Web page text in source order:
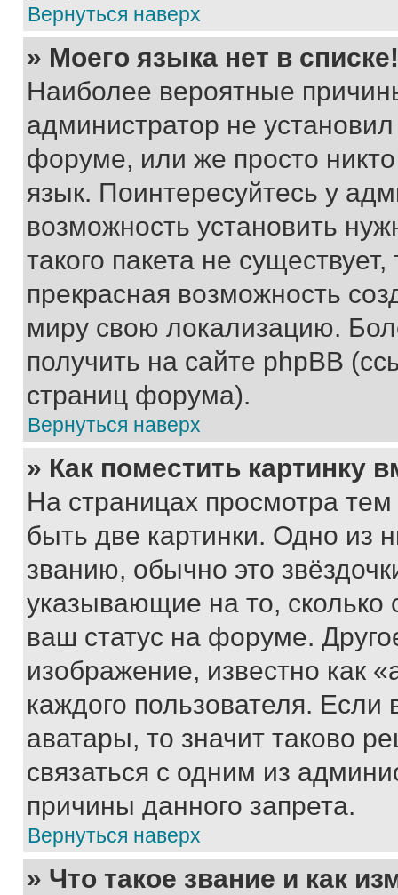
Вернуться наверх
» Моего языка нет в списке!
Наиболее вероятные
администратор не
форуме, или же просто
язык. Поинтересуйтесь у
возможность установить
такого пакета не
прекрасная возможность
миру свою локализацию.
получить на сайте phpBB
страниц форума).
Вернуться наверх
» Как поместить картинку
На страницах просмотра
быть две картинки. Одно из
званию, обычно это
указывающие на то,
ваш статус на форуме.
изображение, известно как
каждого пользователя.
аватары, то значит таково
связаться с одним из
причины данного запрета.
Вернуться наверх
» Что такое звание и как